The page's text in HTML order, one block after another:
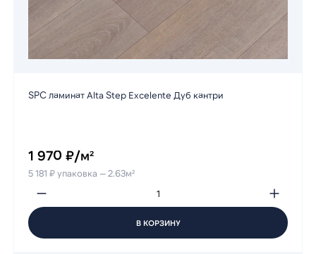
SPC ламинат Alta Step Excelente Дуб кантри
1 970 ₽/м²
5 181 ₽ упаковка — 2.63м²
В КОРЗИНУ